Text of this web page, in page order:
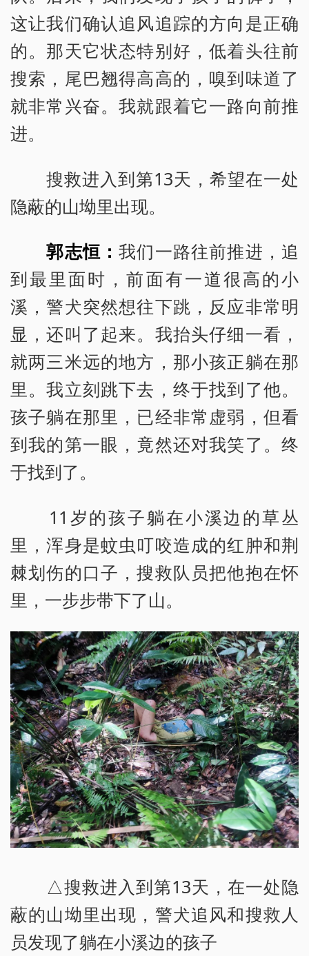
这让我们确认追风追踪的方向是正确
的。那天它状态特别好，低着头往前
搜索，尾巴翘得高高的，嗅到味道了
就非常兴奋。我就跟着它一路向前推
进。
搜救进入到第13天，希望在一处
隐蔽的山坳里出现。
郭志恒：我们一路往前推进，追
到最里面时，前面有一道很高的小
溪，警犬突然想往下跳，反应非常明
显，还叫了起来。我抬头仔细一看，
就两三米远的地方，那小孩正躺在那
里。我立刻跳下去，终于找到了他。
孩子躺在那里，已经非常虚弱，但看
到我的第一眼，竟然还对我笑了。终
于找到了。
11岁的孩子躺在小溪边的草丛
里，浑身是蚊虫叮咬造成的红肿和荆
棘划伤的口子，搜救队员把他抱在怀
里，一步步带下了山。
△搜救进入到第13天，在一处隐
蔽的山坳里出现，警犬追风和搜救人
员发现了躺在小溪边的孩子